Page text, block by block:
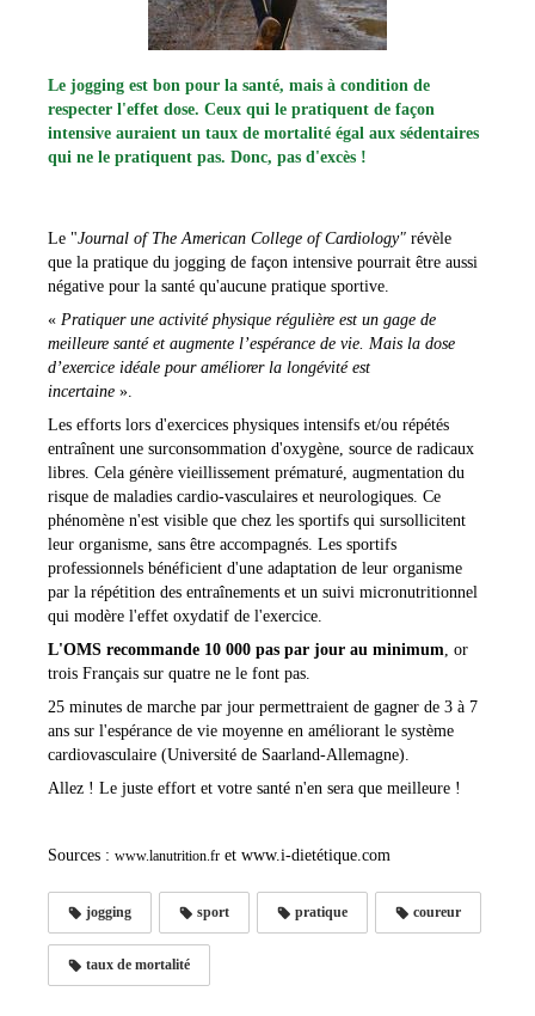
Le jogging est bon pour la santé, mais à condition de
respecter l'effet dose. Ceux qui le pratiquent de façon
intensive auraient un taux de mortalité égal aux sédentaires
qui ne le pratiquent pas. Donc, pas d'excès !
Le "Journal of The American College of Cardiology" révèle
que la pratique du jogging de façon intensive pourrait être aussi
négative pour la santé qu'aucune pratique sportive.
« Pratiquer une activité physique régulière est un gage de
meilleure santé et augmente l’espérance de vie. Mais la dose
d’exercice idéale pour améliorer la longévité est
incertaine ».
Les efforts lors d'exercices physiques intensifs et/ou répétés
entraînent une surconsommation d'oxygène, source de radicaux
libres. Cela génère vieillissement prématuré, augmentation du
risque de maladies cardio-vasculaires et neurologiques. Ce
phénomène n'est visible que chez les sportifs qui sursollicitent
leur organisme, sans être accompagnés. Les sportifs
professionnels bénéficient d'une adaptation de leur organisme
par la répétition des entraînements et un suivi micronutritionnel
qui modère l'effet oxydatif de l'exercice.
L'OMS recommande 10 000 pas par jour au minimum, or
trois Français sur quatre ne le font pas.
25 minutes de marche par jour permettraient de gagner de 3 à 7
ans sur l'espérance de vie moyenne en améliorant le système
cardiovasculaire (Université de Saarland-Allemagne).
Allez ! Le juste effort et votre santé n'en sera que meilleure !
Sources : www.lanutrition.fr et www.i-dietétique.com
jogging sport pratique coureur
taux de mortalité